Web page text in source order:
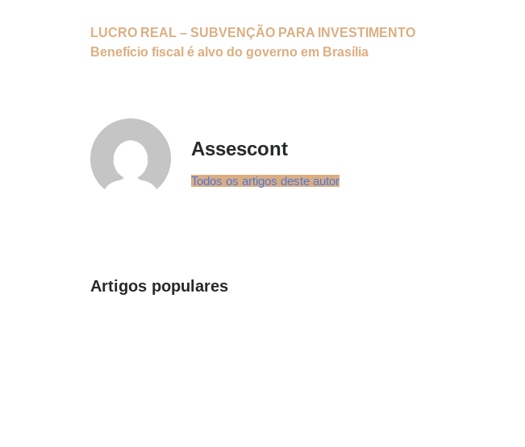
LUCRO REAL – SUBVENÇÃO PARA INVESTIMENTO
Benefício fiscal é alvo do governo em Brasília
Assescont
Todos os artigos deste autor
Artigos populares